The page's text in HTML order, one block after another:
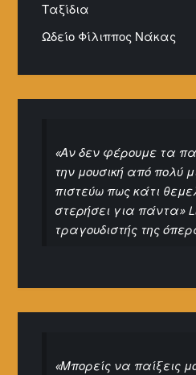
Ταξίδια
Ωδείο Φίλιππος Νάκας
«Αν δεν φέρουμε τα
την μουσική από πολύ
πιστεύω πως κάτι
στερήσει για πάντα»
τραγουδιστής της
«Μπορείς να παίξεις